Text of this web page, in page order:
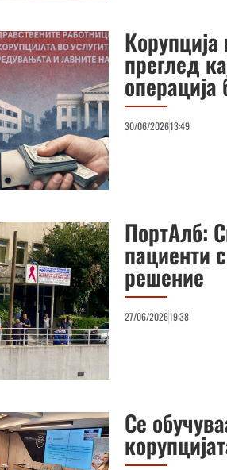
преглед
30/06/202613:49
ПортАлб:
пациенти
решение
27/06/202619:38
Се